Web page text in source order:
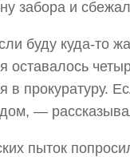
забора и
буду куда-то
в прокуратуру.
—
пыток